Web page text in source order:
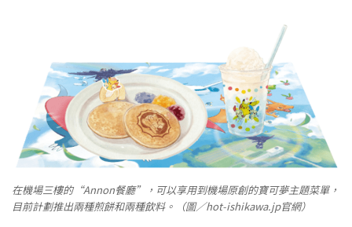
在機場三樓的“Annon餐廳”，可以享用到機場原創的寶可夢主題菜單，
目前計劃推出兩種煎餅和兩種飲料。（圖／hot-ishikawa.jp官網）